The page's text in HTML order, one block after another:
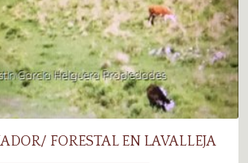
FORESTAL EN LAVALLEJA